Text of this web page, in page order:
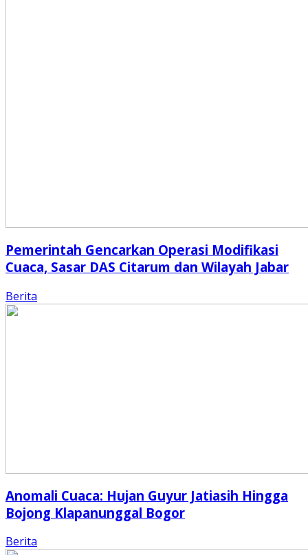
Pemerintah Gencarkan Operasi Modifikasi
Cuaca, Sasar DAS Citarum dan Wilayah Jabar
Berita
Anomali Cuaca: Hujan Guyur Jatiasih Hingga
Bojong Klapanunggal Bogor
Berita